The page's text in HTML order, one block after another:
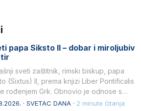
papa Siksto II – dobar i miroljubiv
sveti zaštitnik, rimski biskup, papa
(Sixtus) II, prema knjizi Liber Pontificalis
rođenjem Grk. Obnovio je odnose s
· SVETAC DANA · 2 minute čitanja